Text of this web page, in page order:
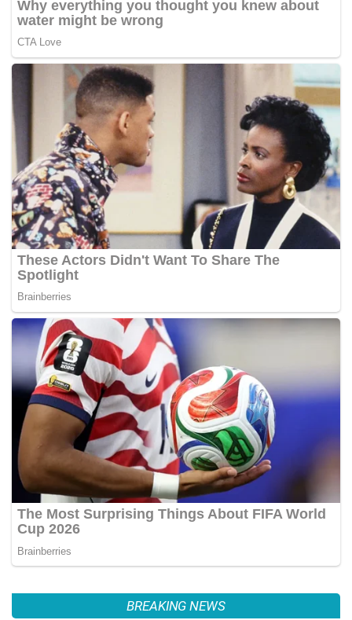
BREAKING NEWS